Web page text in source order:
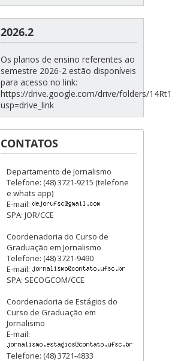
2026.2
Os planos de ensino referentes ao
semestre 2026-2 estão disponíveis
para acesso no link:
https://drive.google.com/drive/folders/
usp=drive_link
CONTATOS
Departamento de Jornalismo
Telefone: (48) 3721-9215 (telefone
e whats app)
E-mail:
SPA: JOR/CCE
Coordenadoria do Curso de
Graduação em Jornalismo
Telefone: (48) 3721-9490
E-mail:
SPA: SECOGCOM/CCE
Coordenadoria de Estágios do
Curso de Graduação em
Jornalismo
E-mail:
Telefone: (48) 3721-4833